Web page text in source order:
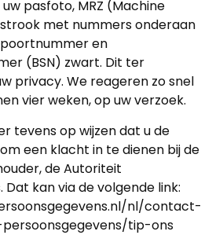
pasfoto, MRZ (Machine
strook met nummers onderaan
en
(BSN) zwart. Dit ter
privacy. We reageren zo snel
vier weken, op uw verzoek.
tevens op wijzen dat u de
een klacht in te dienen bij de
de Autoriteit
Dat kan via de volgende link:
nl/contact-
tip-ons